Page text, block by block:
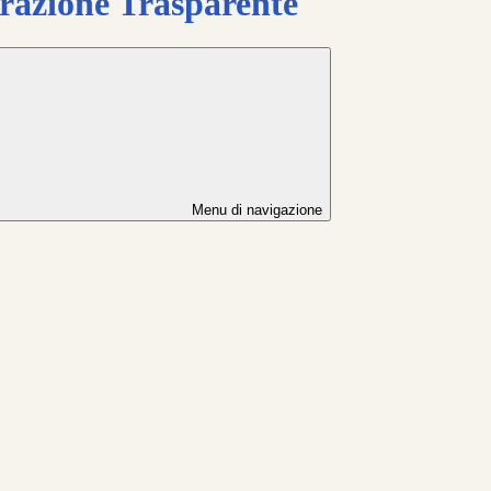
Menu di navigazione